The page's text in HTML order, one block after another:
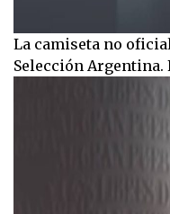
La camiseta no
Selección Argentina.